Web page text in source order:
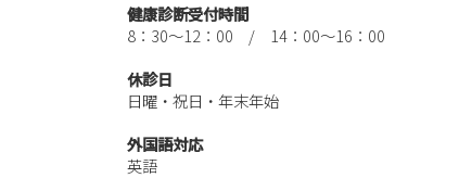
健康診断受付時間
8：30～12：00 / 14：00～16：00
休診日
日曜・祝日・年末年始
外国語対応
英語